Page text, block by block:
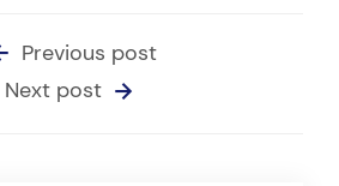
Previous post
Next post